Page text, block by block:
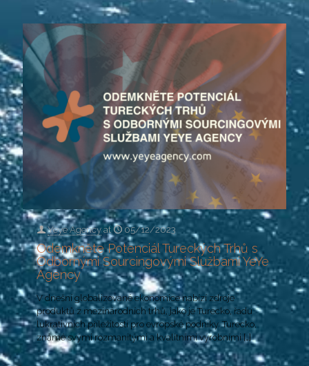
Yeye Agency at 05/12/2023
Odemkněte Potenciál Tureckých Trhů s
Odbornými Sourcingovými Službami YeYe
Agency
V dnešní globalizované ekonomice nabízí zdroje
produktů z mezinárodních trhů, jako je Turecko, řadu
lukrativních příležitostí pro evropské podniky. Turecko,
známé svými rozmanitými a kvalitními výrobními […]